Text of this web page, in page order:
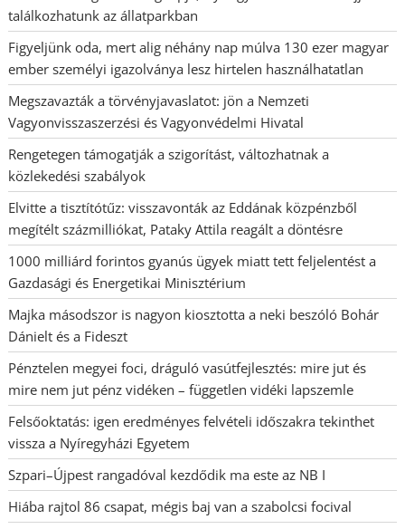
találkozhatunk az állatparkban
Figyeljünk oda, mert alig néhány nap múlva 130 ezer magyar
ember személyi igazolványa lesz hirtelen használhatatlan
Megszavazták a törvényjavaslatot: jön a Nemzeti
Vagyonvisszaszerzési és Vagyonvédelmi Hivatal
Rengetegen támogatják a szigorítást, változhatnak a
közlekedési szabályok
Elvitte a tisztítótűz: visszavonták az Eddának közpénzből
megítélt százmilliókat, Pataky Attila reagált a döntésre
1000 milliárd forintos gyanús ügyek miatt tett feljelentést a
Gazdasági és Energetikai Minisztérium
Majka másodszor is nagyon kiosztotta a neki beszóló Bohár
Dánielt és a Fideszt
Pénztelen megyei foci, dráguló vasútfejlesztés: mire jut és
mire nem jut pénz vidéken – független vidéki lapszemle
Felsőoktatás: igen eredményes felvételi időszakra tekinthet
vissza a Nyíregyházi Egyetem
Szpari–Újpest rangadóval kezdődik ma este az NB I
Hiába rajtol 86 csapat, mégis baj van a szabolcsi focival